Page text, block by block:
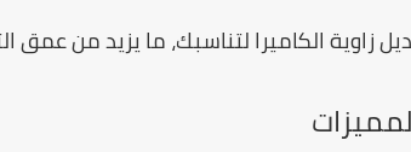
زاوية الكاميرا لتناسبك، ما يزيد من عمق